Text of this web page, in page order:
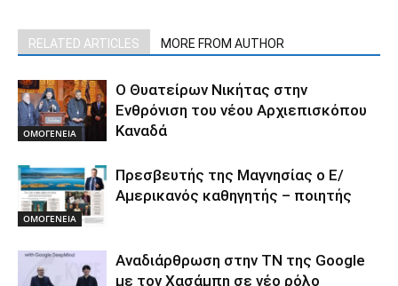
RELATED ARTICLES MORE FROM AUTHOR
ΟΜΟΓΕΝΕΙΑ
O Θυατείρων Νικήτας στην
Ενθρόνιση του νέου Αρχιεπισκόπου
Καναδά
ΟΜΟΓΕΝΕΙΑ
Πρεσβευτής της Μαγνησίας ο Ε/
Αμερικανός καθηγητής – ποιητής
Αναδιάρθρωση στην ΤΝ της Google
με τον Χασάμπη σε νέο ρόλο